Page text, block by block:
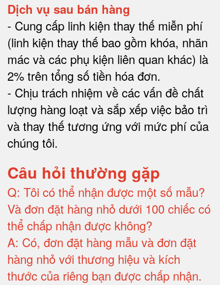
Dịch vụ sau bán hàng
- Cung cấp linh kiện thay thế miễn phí
(linh kiện thay thế bao gồm khóa, nhãn
mác và các phụ kiện liên quan khác) là
2% trên tổng số tiền hóa đơn.
- Chịu trách nhiệm về các vấn đề chất
lượng hàng loạt và sắp xếp việc bảo trì
và thay thế tương ứng với mức phí của
chúng tôi.
Câu hỏi thường gặp
Q: Tôi có thể nhận được một số mẫu?
Và đơn đặt hàng nhỏ dưới 100 chiếc có
thể chấp nhận được không?
A: Có, đơn đặt hàng mẫu và đơn đặt
hàng nhỏ với thương hiệu và kích
thước của riêng bạn được chấp nhận.